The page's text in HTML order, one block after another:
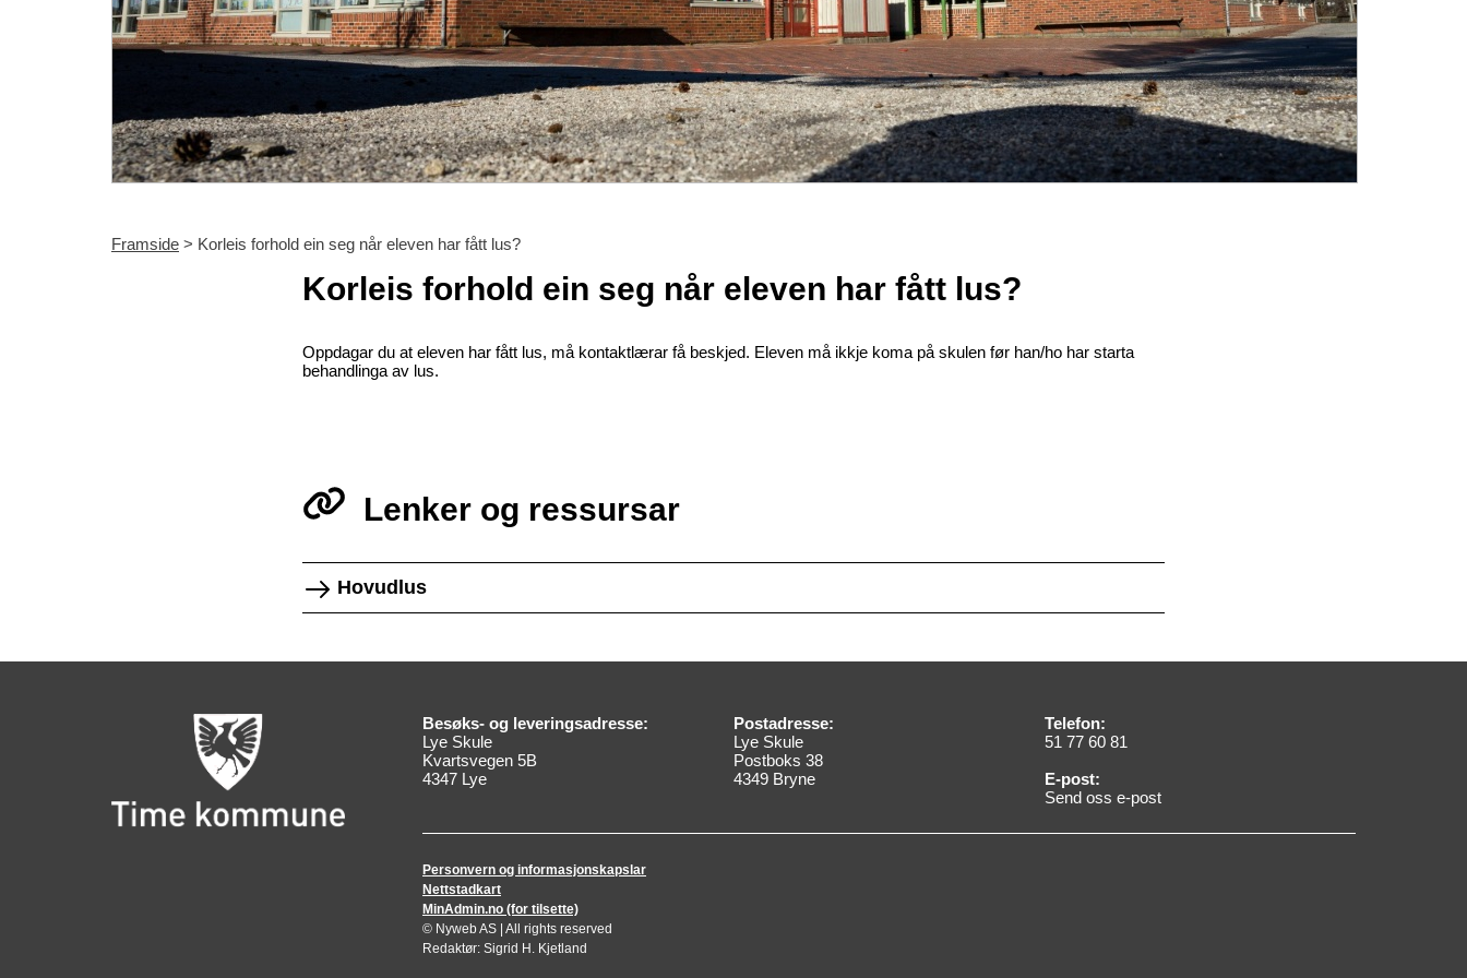
Framside > Korleis forhold ein seg når eleven har fått lus?
Korleis forhold ein seg når eleven har fått lus?
Oppdagar du at eleven har fått lus, må kontaktlærar få beskjed. Eleven må ikkje koma på skulen før han/ho har starta
behandlinga av lus.
Lenker og ressursar
Hovudlus
Besøks- og leveringsadresse:
Lye Skule
Kvartsvegen 5B
4347 Lye
Postadresse:
Lye Skule
Postboks 38
4349 Bryne
Telefon:
51 77 60 81
E-post:
Send oss e-post
Personvern og informasjonskapslar
Nettstadkart
MinAdmin.no (for tilsette)
© Nyweb AS | All rights reserved
Redaktør: Sigrid H. Kjetland